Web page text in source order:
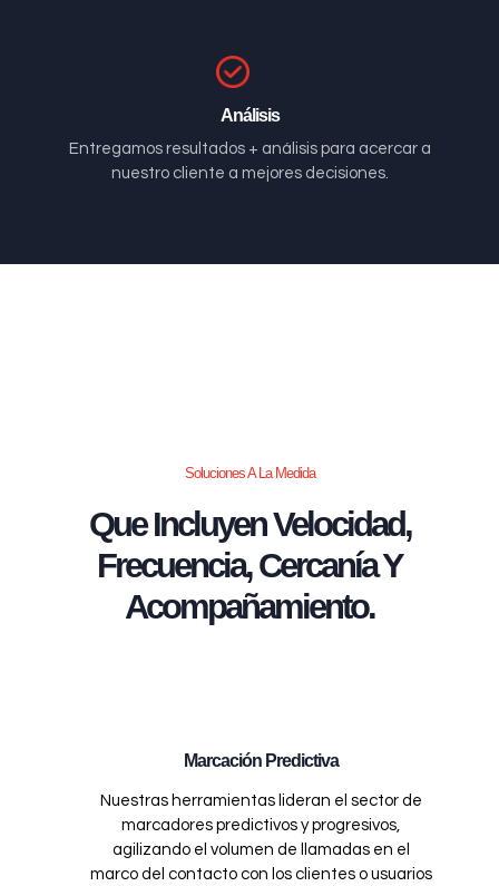
Análisis
Entregamos resultados + análisis para acercar a
nuestro cliente a mejores decisiones.
Soluciones A La Medida
Que Incluyen Velocidad,
Frecuencia, Cercanía Y
Acompañamiento.
Marcación Predictiva
Nuestras herramientas lideran el sector de
marcadores predictivos y progresivos,
agilizando el volumen de llamadas en el
marco del contacto con los clientes o usuarios